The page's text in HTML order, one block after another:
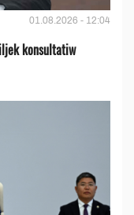
01.08.2026 - 12:04
konsultatiw